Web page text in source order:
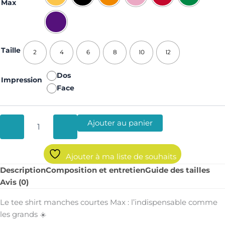
Max
Taille 2 4 6 8 10 12
Impression
Dos
Face
Ajouter au panier
Ajouter à ma liste de souhaits
DescriptionComposition et entretienGuide des tailles
Avis (0)
Le tee shirt manches courtes Max : l’indispensable comme
les grands ☀️